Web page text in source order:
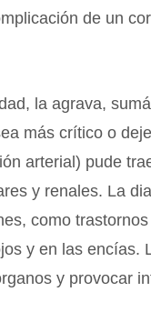
de un
la agrava,
más crítico o
arterial) pude
y renales. La
como
y en las encías.
y provocar